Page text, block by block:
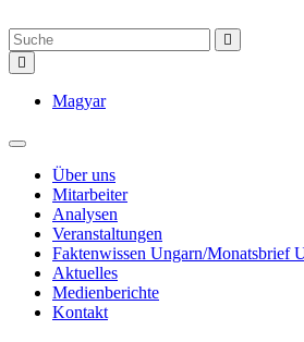
Magyar
Über uns
Mitarbeiter
Analysen
Veranstaltungen
Faktenwissen Ungarn/Monatsbrief
Aktuelles
Medienberichte
Kontakt